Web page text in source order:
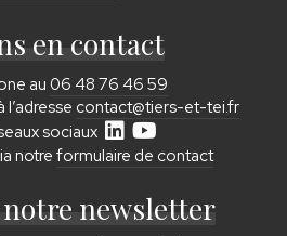
en contact
au 06 48 76 46 59
l’adresse contact@tiers-et-tei.fr
sociaux
notre formulaire de contact
notre newsletter